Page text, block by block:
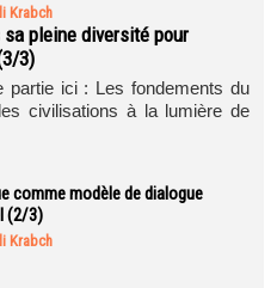
Krabch
sa pleine diversité pour
3)
partie ici : Les fondements du
civilisations à la lumière de
comme modèle de dialogue
(2/3)
Krabch